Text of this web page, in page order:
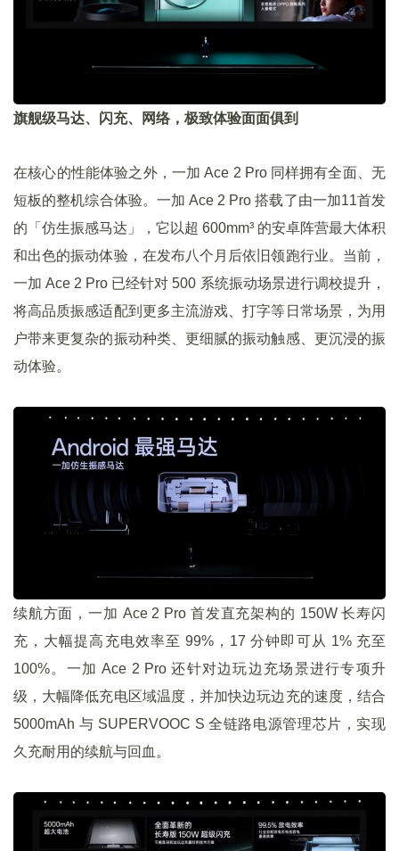
旗舰级马达、闪充、网络，极致体验面面俱到
在核心的性能体验之外，一加 Ace 2 Pro 同样拥有全面、无
短板的整机综合体验。一加 Ace 2 Pro 搭载了由一加11首发
的「仿生振感马达」，它以超 600mm³ 的安卓阵营最大体积
和出色的振动体验，在发布八个月后依旧领跑行业。当前，
一加 Ace 2 Pro 已经针对 500 系统振动场景进行调校提升，
将高品质振感适配到更多主流游戏、打字等日常场景，为用
户带来更复杂的振动种类、更细腻的振动触感、更沉浸的振
动体验。
续航方面，一加 Ace 2 Pro 首发直充架构的 150W 长寿闪
充，大幅提高充电效率至 99%，17 分钟即可从 1% 充至
100%。一加 Ace 2 Pro 还针对边玩边充场景进行专项升
级，大幅降低充电区域温度，并加快边玩边充的速度，结合
5000mAh 与 SUPERVOOC S 全链路电源管理芯片，实现
久充耐用的续航与回血。